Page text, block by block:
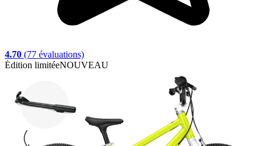
4.70 (77 évaluations)
Édition limitéeNOUVEAU